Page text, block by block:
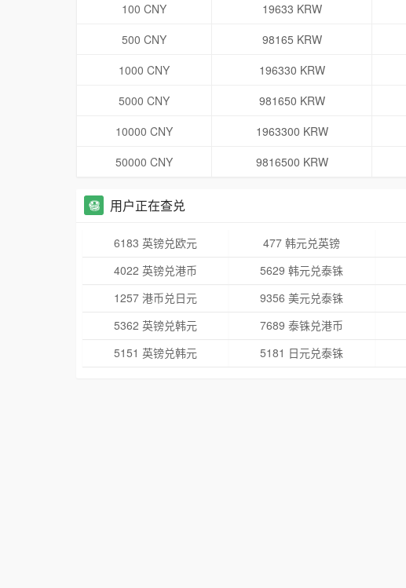
100 CNY
19633 KRW
500 CNY
98165 KRW
1000 CNY
196330 KRW
5000 CNY
981650 KRW
10000 CNY
1963300 KRW
50000 CNY
9816500 KRW
用户正在查兑
6183 英镑兑欧元 477 韩元兑英镑
4022 英镑兑港币
5629 韩元兑泰铢
1257 港币兑日元
9356 美元兑泰铢
5362 英镑兑韩元
7689 泰铢兑港币
5151 英镑兑韩元
5181 日元兑泰铢